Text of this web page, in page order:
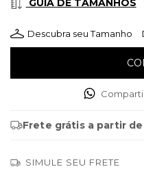
GUIA DE TAMANHOS
Descubra seu Tamanho
Frete grátis a partir de
SIMULE SEU FRETE